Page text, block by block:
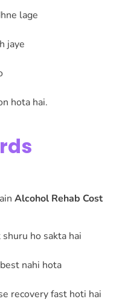
lage
jaye
hota hai.
Alcohol Rehab Cost
ho sakta hai
nahi hota
recovery fast hoti hai